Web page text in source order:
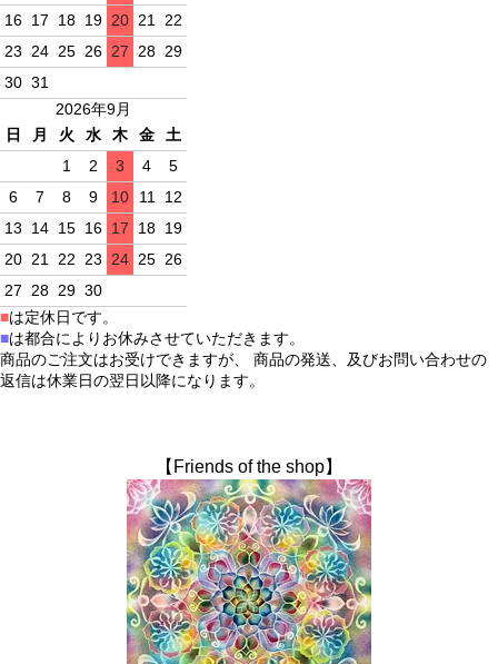
16 17 18 19 20 21 22
23 24 25 26 27 28 29
30 31
2026年9月
日
月 火 水 木 金
土
1
2 3 4
5
6
7 8 9 10 11 12
13
14 15 16 17 18 19
20 21 22 23 24 25 26
27 28 29 30
■は定休日です。
■は都合によりお休みさせていただきます。
商品のご注文はお受けできますが、 商品の発送、及びお問い合わせの
返信は休業日の翌日以降になります。
【Friends of the shop】